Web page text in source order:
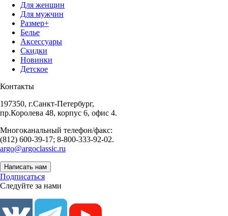
Для женщин
Для мужчин
Размер+
Белье
Аксессуары
Скидки
Новинки
Детское
Контакты
197350, г.Санкт-Петербург,
пр.Королева 48, корпус 6, офис 4.
Многоканальный телефон/факс:
(812) 600-39-17; 8-800-333-92-02.
argo@argoclassic.ru
Написать нам
Подписаться
Следуйте за нами